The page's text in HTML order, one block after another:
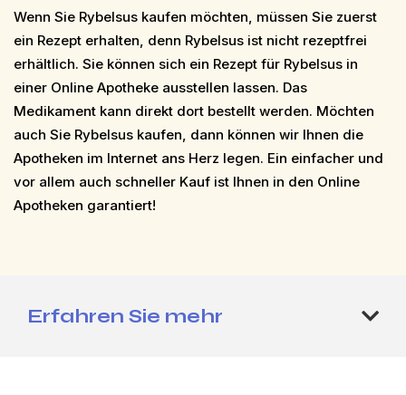
Wenn Sie Rybelsus kaufen möchten, müssen Sie zuerst
ein Rezept erhalten, denn Rybelsus ist nicht rezeptfrei
erhältlich. Sie können sich ein Rezept für Rybelsus in
einer Online Apotheke ausstellen lassen. Das
Medikament kann direkt dort bestellt werden. Möchten
auch Sie Rybelsus kaufen, dann können wir Ihnen die
Apotheken im Internet ans Herz legen. Ein einfacher und
vor allem auch schneller Kauf ist Ihnen in den Online
Apotheken garantiert!
Erfahren Sie mehr